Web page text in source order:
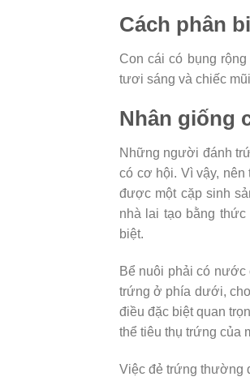
Cách phân
Con cái có bụng
tươi sáng và chiếc
Nhân giống
Những người đánh
có cơ hội. Vì vậy, nên
được một cặp sinh
nhà lai tạo bằng thức
biệt.
Bể nuôi phải có nước
trứng ở phía dưới,
điều đặc biệt quan
thể tiêu thụ trứng của
Việc đẻ trứng thường